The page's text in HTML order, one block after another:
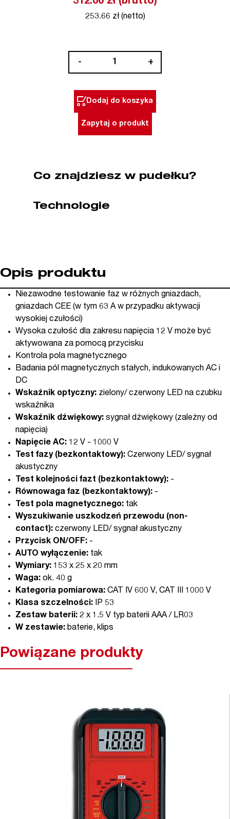
253.66 zł (netto)
-
napięcia
VT2
BENNING
+
Dodaj do koszyka
Zapytaj o produkt
Co znajdziesz w pudełku?
Technologie
Opis produktu
Niezawodne testowanie faz w różnych gniazdach,
gniazdach CEE (w tym 63 A w przypadku aktywacji
wysokiej czułości)
Wysoka czułość dla zakresu napięcia 12 V może być
aktywowana za pomocą przycisku
Kontrola pola magnetycznego
Badania pól magnetycznych stałych, indukowanych AC i
DC
Wskaźnik optyczny: zielony/ czerwony LED na czubku
wskaźnika
Wskaźnik dźwiękowy: sygnał dźwiękowy (zależny od
napięcia)
Napięcie AC: 12 V - 1000 V
Test fazy (bezkontaktowy): Czerwony LED/ sygnał
akustyczny
Test kolejności fazt (bezkontaktowy): -
Równowaga faz (bezkontaktowy): -
Test pola magnetycznego: tak
Wyszukiwanie uszkodzeń przewodu (non-
contact): czerwony LED/ sygnał akustyczny
Przycisk ON/OFF: -
AUTO wyłączenie: tak
Wymiary: 153 x 25 x 20 mm
Waga: ok. 40 g
Kategoria pomiarowa: CAT IV 600 V, CAT III 1000 V
Klasa szczelności: IP 53
Zestaw baterii: 2 x 1.5 V typ baterii AAA / LR03
W zestawie: baterie, klips
Powiązane produkty